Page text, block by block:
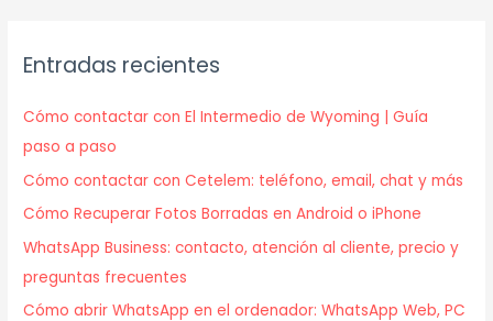
Entradas recientes
Cómo contactar con El Intermedio de Wyoming | Guía
paso a paso
Cómo contactar con Cetelem: teléfono, email, chat y más
Cómo Recuperar Fotos Borradas en Android o iPhone
WhatsApp Business: contacto, atención al cliente, precio y
preguntas frecuentes
Cómo abrir WhatsApp en el ordenador: WhatsApp Web, PC